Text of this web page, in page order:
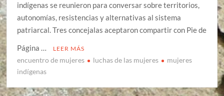
indígenas se reunieron para conversar sobre territorios,
autonomías, resistencias y alternativas al sistema
patriarcal. Tres concejalas aceptaron compartir con Pie de
Página …
LEER MÁS
encuentro de mujeres luchas de las mujeres
mujeres
indígenas